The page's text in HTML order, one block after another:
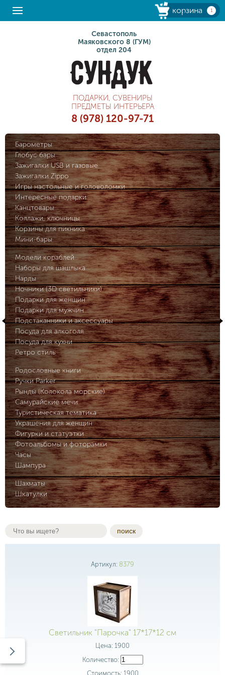
корзина 1
Севастополь
Маяковского 8 (ГУМ)
отдел 204
ПОДАРКИ, СУВЕНИРЫ
ПРЕДМЕТЫ ИНТЕРЬЕРА
8 (978) 120-97-71
Барометры
Глобус бары
Зажигалки USB и газовые
Зажигалки Zippo
Игры настольные и головоломки
Интересные подарки
Канцтовары
Коллажи, ключницы
Корзины для пикника
Мини-бары
Модели кораблей
Наборы для шашлыка
Нарды
Ночники (3D светильники)
Подарки для женщин
Подарки для мужчин
Подстаканники и аксессуары
Посуда для алкоголя
Посуда для кухни
Ретро стиль
Родословные книги
Ручки Parker
Рынды (Колокола морские)
Самурайские мечи
Туристическая тематика
Украшения для женщин
Фигурки и статуэтки
Фотоальбомы и фоторамки
Часы
Шампура
Шахматы
Шкатулки
поиск
Артикул: 8379
Светильник "Парочка" 17*17*12 см
Цена: 1900
Количество:
Стоимость: 1900